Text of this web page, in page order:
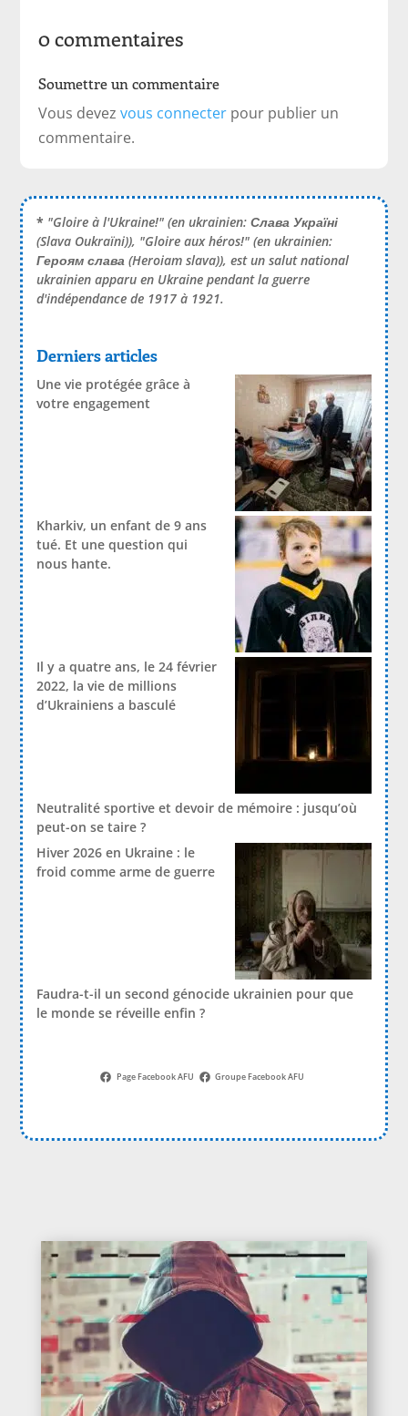
0 commentaires
Soumettre un commentaire
Vous devezvous connecter pour publier un
commentaire.
* "Gloire à l'Ukraine!" (en ukrainien:Слава Україні
(Slava Oukraïni)), "Gloire aux héros!" (en ukrainien:
Героям слава (Heroiam slava)), est un salut national
ukrainien apparu en Ukraine pendant la guerre
d'indépendance de 1917 à 1921.
Derniers articles
Une vie protégée grâce à
votre engagement
Kharkiv, un enfant de 9 ans
tué. Et une question qui
nous hante.
Il y a quatre ans, le 24 février
2022, la vie de millions
d’Ukrainiens a basculé
Neutralité sportive et devoir de mémoire : jusqu’où
peut-on se taire ?
Hiver 2026 en Ukraine : le
froid comme arme de guerre
Faudra-t-il un second génocide ukrainien pour que
le monde se réveille enfin ?
Page Facebook AFU Groupe Facebook AFU